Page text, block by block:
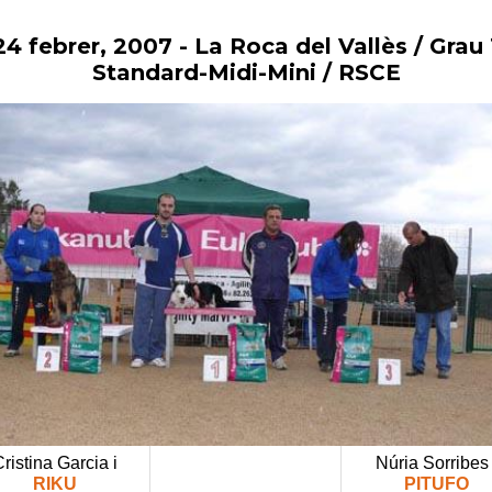
Vés
al
febrer, 2007 - La Roca del Vallès / Grau
Standard-Midi-Mini / RSCE
Garcia i
RIKU
Núria Sorribes
PITUFO